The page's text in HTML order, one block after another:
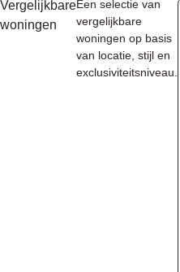
Vergelijkbare
woningen
Een selectie van
vergelijkbare
woningen op basis
van locatie, stijl en
exclusiviteitsniveau.